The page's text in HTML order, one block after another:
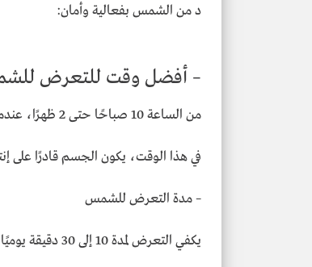
د من الشمس بفعالية وأمان:
– أفضل وقت للتعرض
من الساعة 10 صباحًا حتى 2 ظهرًا، عندما تكون الأشعة فوق البنفسجية من النوع B (UVB) في أعلى تركيز.
في هذا الوقت، يكون الجسم قادرًا على
– مدة التعرض للشمس
يكفي التعرض لمدة 10 إلى 30 دقيقة يوميًا (حسب لون البشرة):